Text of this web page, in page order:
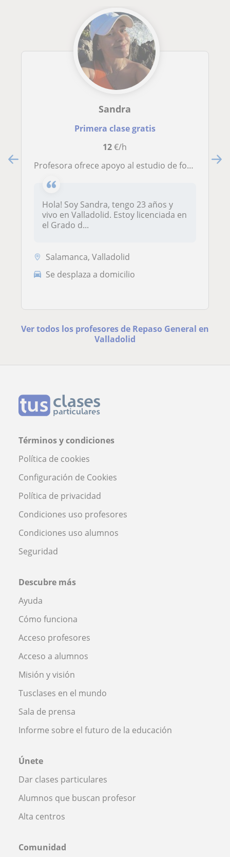
Sandra
Primera clase gratis
12€/h
Profesora ofrece apoyo al estudio de forma general a niños y niñas de educación primaria y secundaria
Hola! Soy Sandra, tengo 23 años y
vivo en Valladolid. Estoy licenciada en
el Grado d...
Salamanca, Valladolid
Se desplaza a domicilio
Ver todos los profesores de Repaso General en
Valladolid
Términos y condiciones
Política de cookies
Configuración de Cookies
Política de privacidad
Condiciones uso profesores
Condiciones uso alumnos
Seguridad
Descubre más
Ayuda
Cómo funciona
Acceso profesores
Acceso a alumnos
Misión y visión
Tusclases en el mundo
Sala de prensa
Informe sobre el futuro de la educación
Únete
Dar clases particulares
Alumnos que buscan profesor
Alta centros
Comunidad